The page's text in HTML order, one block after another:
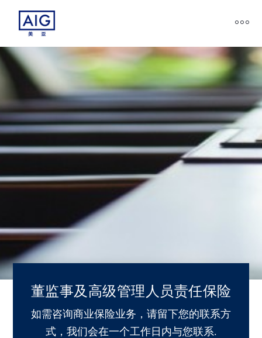
董监事及高级管理人员责任保险
如需咨询商业保险业务，请留下您的联系方
式，我们会在一个工作日内与您联系.